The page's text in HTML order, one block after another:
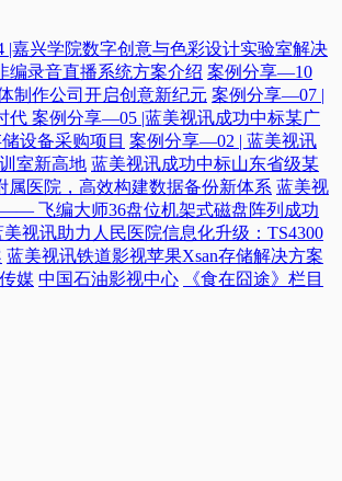
嘉兴学院数字创意与色彩设计实验室解决
录音直播系统方案介绍 案例分享—10
制作公司开启创意新纪元 案例分享—07 |
代​ 案例分享—05 |蓝美视讯成功中标某广
设备采购项目 案例分享—02 | 蓝美视讯
室新高地 蓝美视讯成功中标山东省级某
医院，高效构建数据备份新体系 蓝美视
飞编大师36盘位机架式磁盘阵列成功
美视讯助力人民医院信息化升级：TS4300
蓝美视讯铁道影视苹果Xsan存储解决方案
媒 中国石油影视中心
《食在囧途》栏目